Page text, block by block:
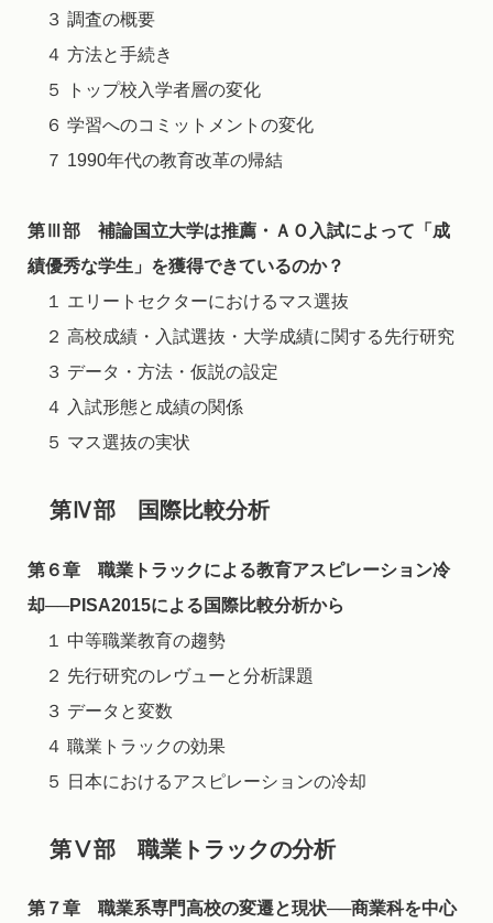
３ 調査の概要
４ 方法と手続き
５ トップ校入学者層の変化
６ 学習へのコミットメントの変化
７ 1990年代の教育改革の帰結
第Ⅲ部 補論国立大学は推薦・ＡＯ入試によって「成
績優秀な学生」を獲得できているのか？
１ エリートセクターにおけるマス選抜
２ 高校成績・入試選抜・大学成績に関する先行研究
３ データ・方法・仮説の設定
４ 入試形態と成績の関係
５ マス選抜の実状
第Ⅳ部 国際比較分析
第６章 職業トラックによる教育アスピレーション冷
却──PISA2015による国際比較分析から
１ 中等職業教育の趨勢
２ 先行研究のレヴューと分析課題
３ データと変数
４ 職業トラックの効果
５ 日本におけるアスピレーションの冷却
第Ⅴ部 職業トラックの分析
第７章 職業系専門高校の変遷と現状──商業科を中心